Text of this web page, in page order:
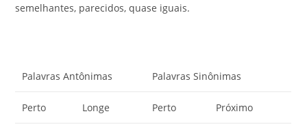
semelhantes, parecidos, quase iguais.
Palavras Antônimas Palavras Sinônimas
Perto Longe Perto Próximo